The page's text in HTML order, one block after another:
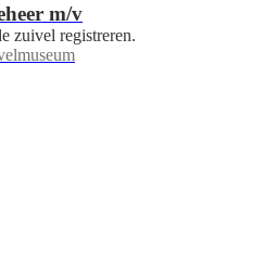
m/v
zuivel registreren.